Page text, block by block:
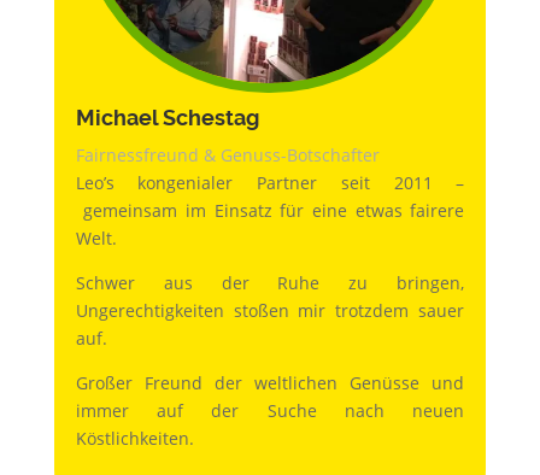
Michael Schestag
Fairnessfreund & Genuss-Botschafter
Leo’s kongenialer Partner seit 2011 –
gemeinsam im Einsatz für eine etwas fairere
Welt.
Schwer aus der Ruhe zu bringen,
Ungerechtigkeiten stoßen mir trotzdem sauer
auf.
Großer Freund der weltlichen Genüsse und
immer auf der Suche nach neuen
Köstlichkeiten.